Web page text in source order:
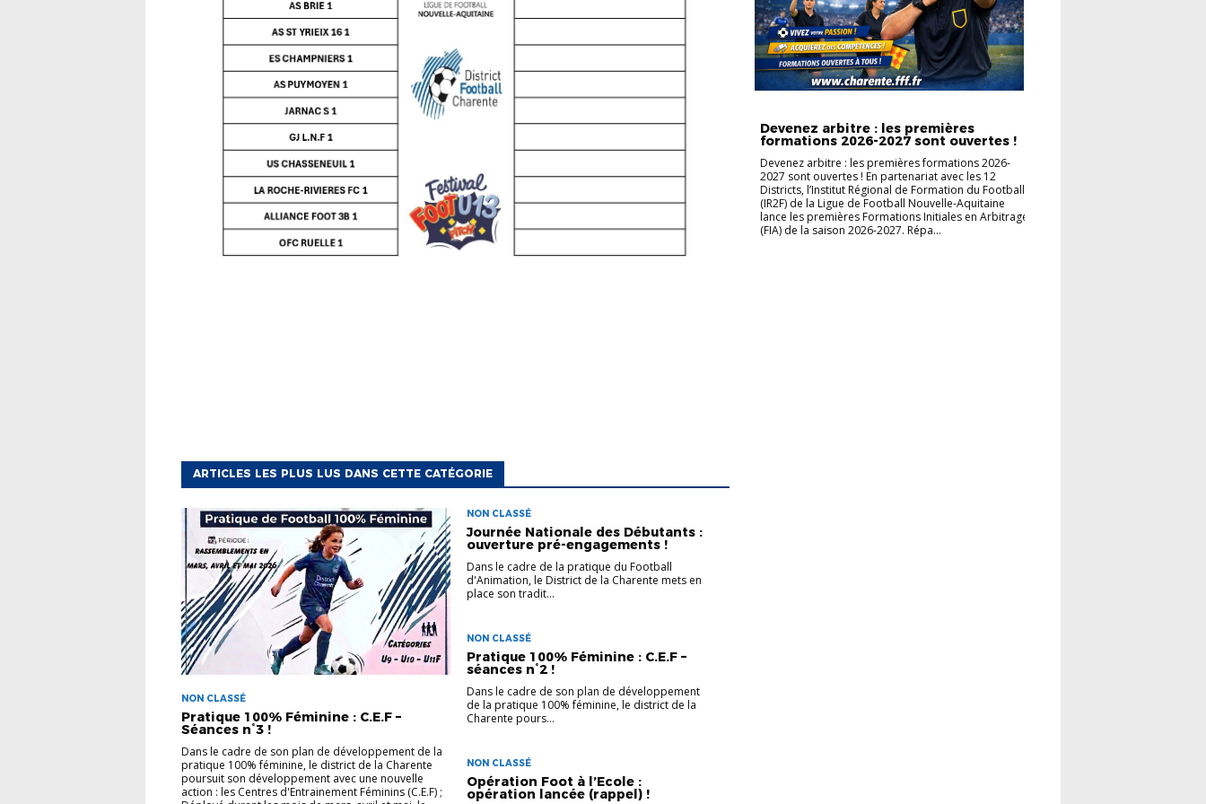
ARTICLES LES PLUS LUS DANS CETTE CATÉGORIE
NON CLASSÉ
Pratique 100% Féminine : C.E.F –
Séances n°3 !
Dans le cadre de son plan de développement de la
pratique 100% féminine, le district de la Charente
poursuit son développement avec une nouvelle
action : les Centres d'Entrainement Féminins (C.E.F) ;
NON CLASSÉ
Journée Nationale des Débutants :
ouverture pré-engagements !
Dans le cadre de la pratique du Football
d'Animation, le District de la Charente mets en
place son tradit...
NON CLASSÉ
Pratique 100% Féminine : C.E.F –
séances n°2 !
Dans le cadre de son plan de développement
de la pratique 100% féminine, le district de la
Charente pours...
NON CLASSÉ
Opération Foot à l’Ecole :
opération lancée (rappel) !
Devenez arbitre : les premières
formations 2026-2027 sont ouvertes !
Devenez arbitre : les premières formations 2026-
2027 sont ouvertes ! En partenariat avec les 12
Districts, l’Institut Régional de Formation du Football
(IR2F) de la Ligue de Football Nouvelle-Aquitaine
lance les premières Formations Initiales en Arbitrage
(FIA) de la saison 2026-2027. Répa...